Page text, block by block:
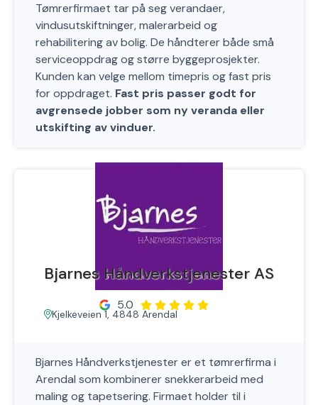
Tømrerfirmaet tar på seg verandaer,
vindusutskiftninger, malerarbeid og
rehabilitering av bolig. De håndterer både små
serviceoppdrag og større byggeprosjekter.
Kunden kan velge mellom timepris og fast pris
for oppdraget. Fast pris passer godt for
avgrensede jobber som ny veranda eller
utskifting av vinduer.
Bjarnes Håndverkstjenester AS
5.0
Kjelkeveien 1, 4848 Arendal
Bjarnes Håndverkstjenester er et tømrerfirma i
Arendal som kombinerer snekkerarbeid med
maling og tapetsering. Firmaet holder til i